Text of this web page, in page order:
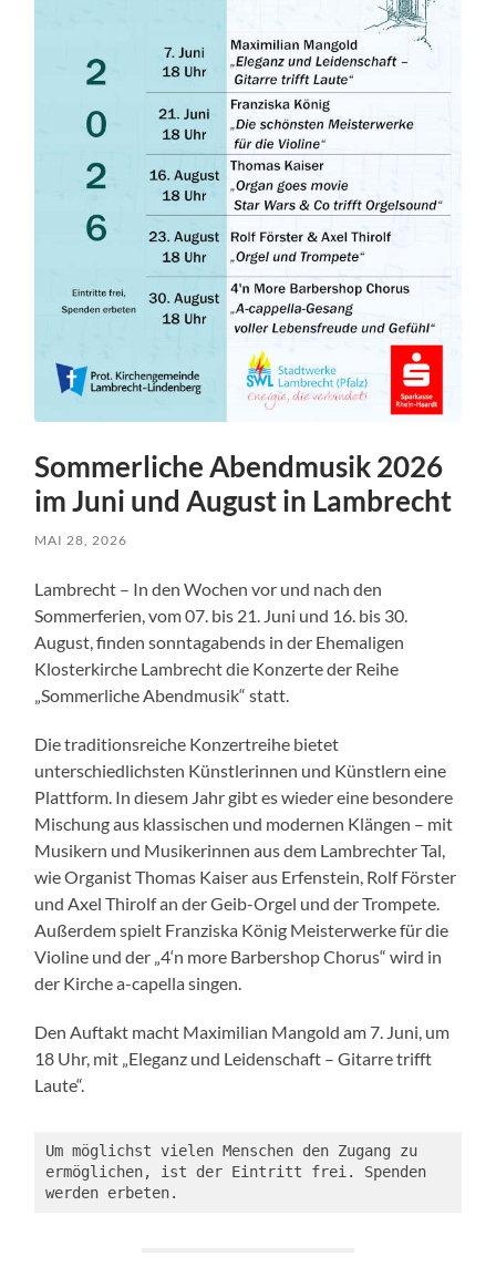
Sommerliche Abendmusik 2026
im Juni und August in Lambrecht
MAI 28, 2026
Lambrecht – In den Wochen vor und nach den
Sommerferien, vom 07. bis 21. Juni und 16. bis 30.
August, finden sonntagabends in der Ehemaligen
Klosterkirche Lambrecht die Konzerte der Reihe
„Sommerliche Abendmusik“ statt.
Die traditionsreiche Konzertreihe bietet
unterschiedlichsten Künstlerinnen und Künstlern eine
Plattform. In diesem Jahr gibt es wieder eine besondere
Mischung aus klassischen und modernen Klängen – mit
Musikern und Musikerinnen aus dem Lambrechter Tal,
wie Organist Thomas Kaiser aus Erfenstein, Rolf Förster
und Axel Thirolf an der Geib-Orgel und der Trompete.
Außerdem spielt Franziska König Meisterwerke für die
Violine und der „4‘n more Barbershop Chorus“ wird in
der Kirche a-capella singen.
Den Auftakt macht Maximilian Mangold am 7. Juni, um
18 Uhr, mit „Eleganz und Leidenschaft – Gitarre trifft
Laute“.
Um möglichst vielen Menschen den Zugang zu
ermöglichen, ist der Eintritt frei. Spenden
werden erbeten.